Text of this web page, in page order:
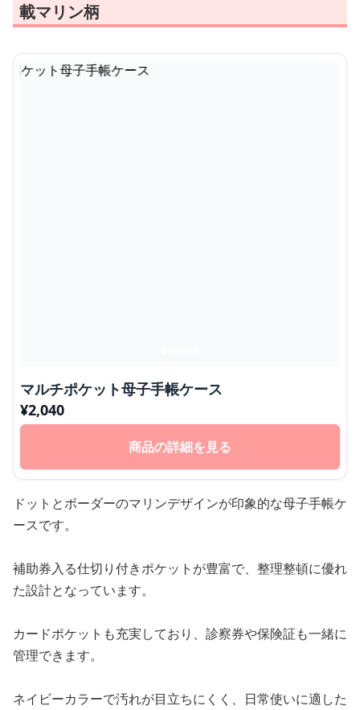
載マリン柄
マルチポケット母子手帳ケース
¥2,040
商品の詳細を見る
ドットとボーダーのマリンデザインが印象的な母子手帳ケ
ースです。
補助券入る仕切り付きポケットが豊富で、整理整頓に優れ
た設計となっています。
カードポケットも充実しており、診察券や保険証も一緒に
管理できます。
ネイビーカラーで汚れが目立ちにくく、日常使いに適した